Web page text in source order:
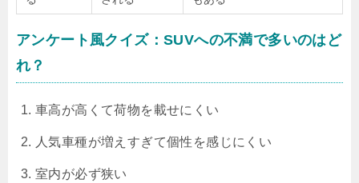
アンケート風クイズ：SUVへの不満で多いのはど
れ？
車高が高くて荷物を載せにくい
人気車種が増えすぎて個性を感じにくい
室内が必ず狭い